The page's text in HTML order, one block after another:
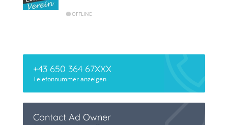
OFFLINE
+43 650 364 67XXX
Telefonnummer anzeigen
Contact Ad Owner